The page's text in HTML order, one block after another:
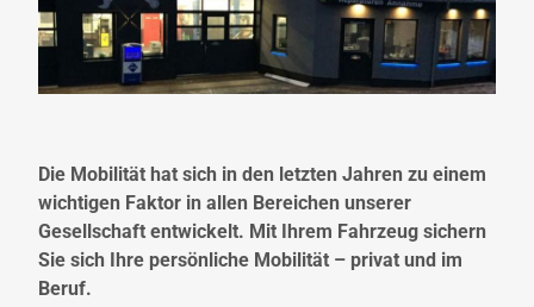
Die Mobilität hat sich in den letzten Jahren zu einem
wichtigen Faktor in allen Bereichen unserer
Gesellschaft entwickelt. Mit Ihrem Fahrzeug sichern
Sie sich Ihre persönliche Mobilität – privat und im
Beruf.